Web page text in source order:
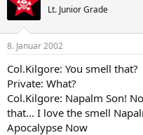
Lt. Junior Grade
8. Januar 2002
Col.Kilgore: You smell that?
Private: What?
Col.Kilgore: Napalm Son!
that... I love the smell
Apocalypse Now